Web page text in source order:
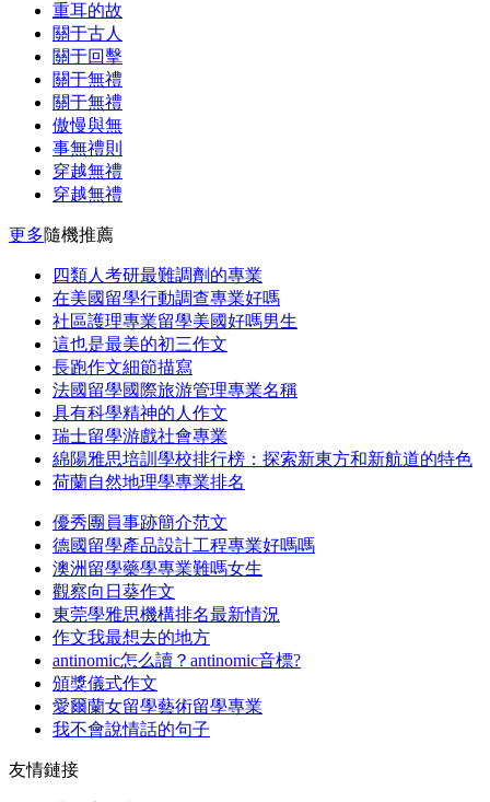
重耳的故
關于古人
關于回擊
關于無禮
關于無禮
傲慢與無
事無禮則
穿越無禮
穿越無禮
更多隨機推薦
四類人考研最難調劑的專業
在美國留學行動調查專業好嗎
社區護理專業留學美國好嗎男生
這也是最美的初三作文
長跑作文細節描寫
法國留學國際旅游管理專業名稱
具有科學精神的人作文
瑞士留學游戲社會專業
綿陽雅思培訓學校排行榜：探索新東方和新航道的特色
荷蘭自然地理學專業排名
優秀團員事跡簡介范文
德國留學產品設計工程專業好嗎嗎
澳洲留學藥學專業難嗎女生
觀察向日葵作文
東莞學雅思機構排名最新情況
作文我最想去的地方
antinomic怎么讀？antinomic音標?
頒獎儀式作文
愛爾蘭女留學藝術留學專業
我不會說情話的句子
友情鏈接